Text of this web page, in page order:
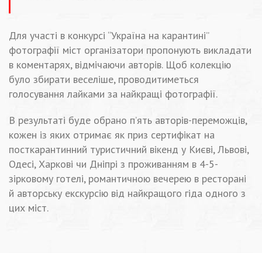
Для участі в конкурсі “Україна на карантині”
фотографії міст організатори пропонують викладати
в коментарях, відмічаючи авторів. Щоб колекцію
було збирати веселіше, проводитиметься
голосування лайками за найкращі фотографії.
В результаті буде обрано п’ять авторів-переможців,
кожен із яких отримає як приз сертифікат на
посткарантинний туристичний вікенд у Києві, Львові,
Одесі, Харкові чи Дніпрі з проживанням в 4-5-
зірковому готелі, романтичною вечерею в ресторані
й авторську екскурсію від найкращого гіда одного з
цих міст.